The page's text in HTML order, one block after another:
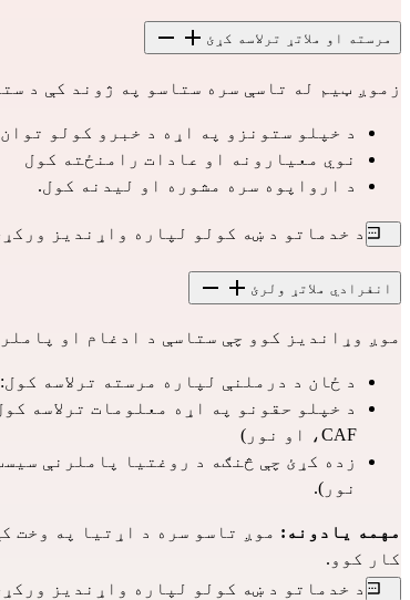
مرسته او ملاتړ ترلاسه کړئ
زموږ ټیم له تاسې سره ستاسو په ژوند کې د
د خپلو ستونزو په اړه د خبرو کولو
نوي معیارونه او عادات رامنځته کول
د ارواپوه سره مشوره او لیدنه کول.
د خدماتو د ښه کولو لپاره واړندیز
انفرادي ملاتړ ولرئ
موږ وړاندیز کوو چې ستاسې د ادغام او
د ځان د درملنې لپاره مرسته ترلاسه
CAF، او نور)
زده کړئ چې څنګه د روغتیا پاملرنې
نور).
مهمه یادونه: موږ تاسو سره د اړتیا په وخت
کار کوو.
د خدماتو د ښه کولو لپاره واړندیز